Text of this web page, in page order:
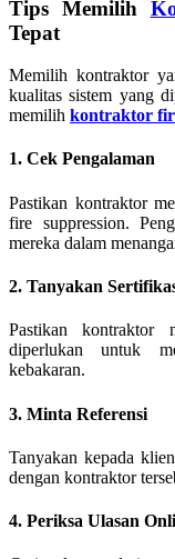
Tips Memilih
Tepat
Memilih kontraktor
kualitas sistem yang
memilih kontraktor
1. Cek Pengalaman
Pastikan kontraktor
fire suppression.
mereka dalam
2. Tanyakan
Pastikan kontraktor
diperlukan untuk
kebakaran.
3. Minta Referensi
Tanyakan kepada
dengan kontraktor
4. Periksa Ulasan